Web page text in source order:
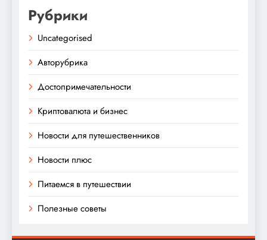
Рубрики
Uncategorised
Авторубрика
Достопримечательности
Криптовалюта и бизнес
Новости для путешественников
Новости плюс
Питаемся в путешествии
Полезные советы